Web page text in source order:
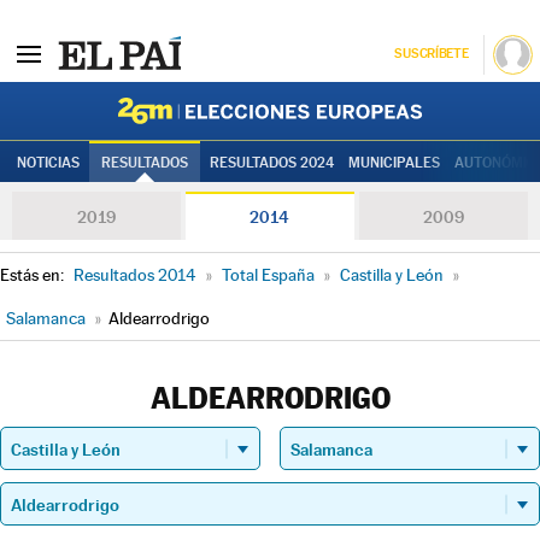
SUSCRÍBETE
NOTICIAS RESULTADOS RESULTADOS 2024 MUNICIPALES
2019 2014 2009
Estás en: Resultados 2014 » Total España » Castilla y León »
Salamanca » Aldearrodrigo
ALDEARRODRIGO